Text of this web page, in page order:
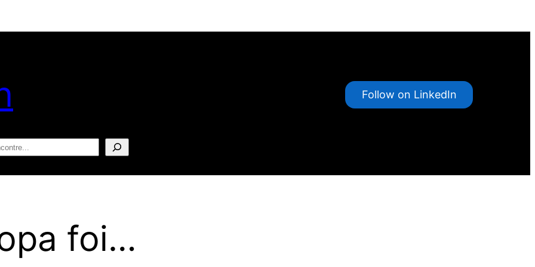
Follow on LinkedIn
foi…